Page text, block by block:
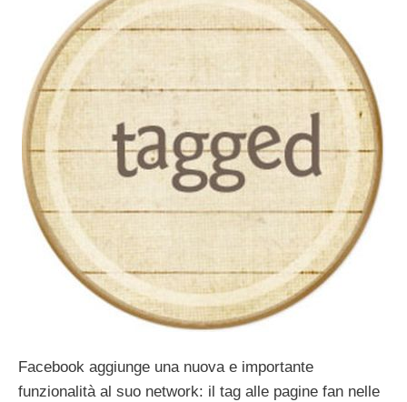
Facebook aggiunge una nuova e importante
funzionalità al suo network: il tag alle pagine fan nelle